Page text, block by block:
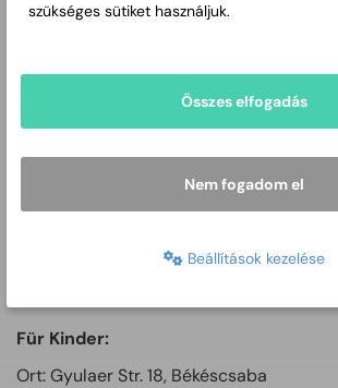
Für Erwachsene:
Ort: Gyulaer Str. 18, Békéscsaba
Telefonnummer: +36-66/555-424
Für Kinder:
Ort: Gyulaer Str. 18, Békéscsaba
szükséges sütiket használjuk.
Összes elfogadás
Nem fogadom el
Beállítások kezelése